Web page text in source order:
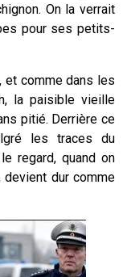
On la verrait
pour ses petits-
et comme dans les
la paisible vieille
pitié. Derrière ce
les traces du
regard, quand on
devient dur comme